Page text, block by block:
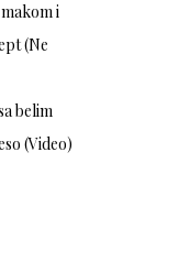
i
(Ne
belim
(Video)